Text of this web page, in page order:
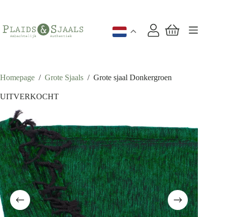
inhoud
Winkelwagen
Homepage / Grote Sjaals / Grote sjaal Donkergroen
UITVERKOCHT